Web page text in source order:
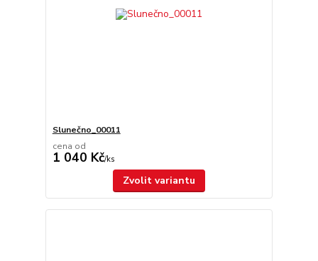
Slunečno_00011
cena od
1 040 Kč/ks
Zvolit variantu